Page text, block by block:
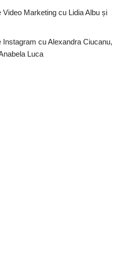
Video Marketing cu Lidia Albu și
Instagram cu Alexandra Ciucanu,
Luca